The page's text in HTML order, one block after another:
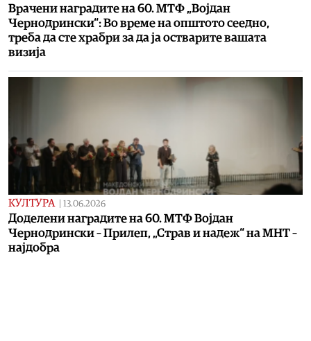
Врачени наградите на 60. МТФ „Војдан
Чернодрински“: Во време на општото сеедно,
треба да сте храбри за да ја остварите вашата
визија
КУЛТУРА 13.06.2026
Доделени наградите на 60. МТФ Војдан
Чернодрински – Прилеп, „Страв и надеж“ на МНТ –
најдобра